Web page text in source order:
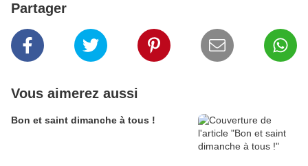
Partager
Vous aimerez aussi
Bon et saint dimanche à tous !